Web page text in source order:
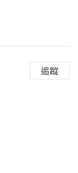
追蹤